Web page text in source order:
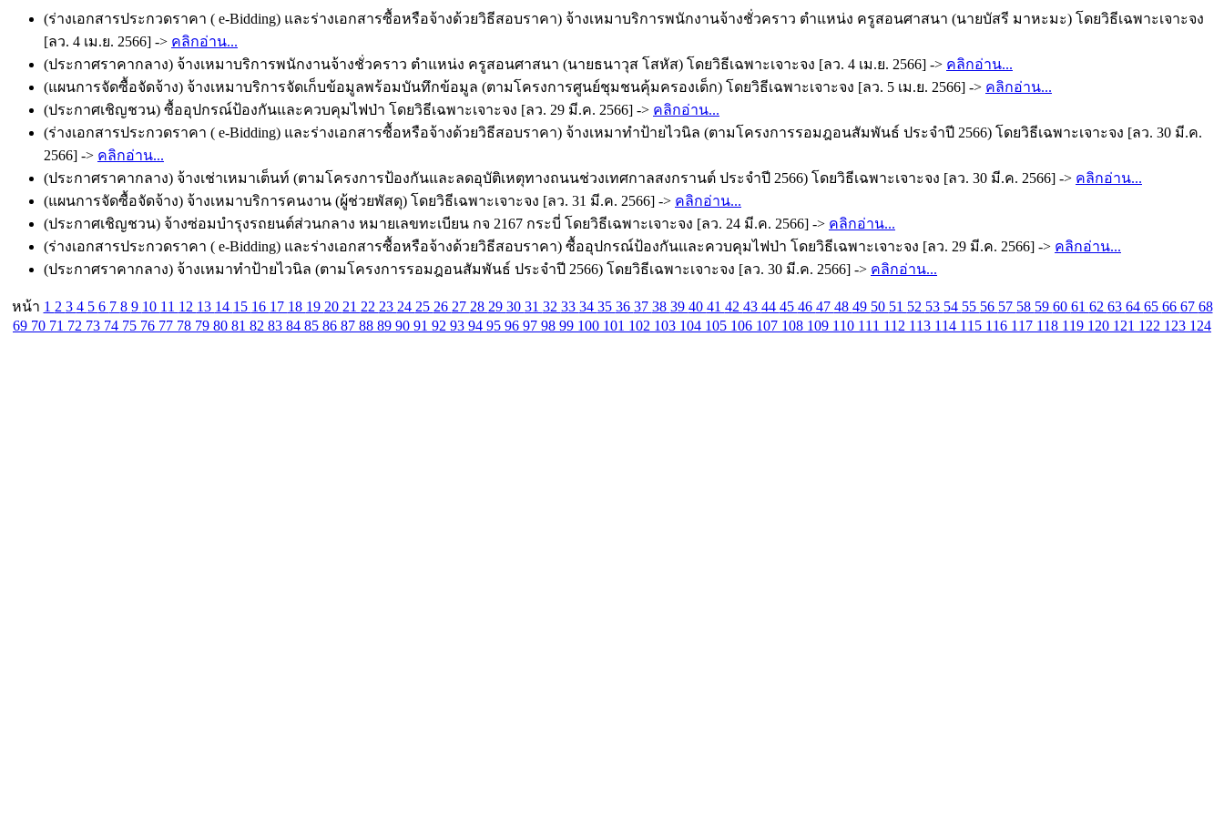
(ร่างเอกสารประกวดราคา ( e-Bidding) และร่างเอกสารซื้อหรือจ้างด้วยวิธีสอบราคา) จ้างเหมาบริการพนักงานจ้างชั่วคราว ตำแหน่ง ครูสอนศาสนา (นายบัสรี มาหะมะ) โดยวิธีเฉพาะเจาะจง
[ลว. 4 เม.ย. 2566] -> คลิกอ่าน...
(ประกาศราคากลาง) จ้างเหมาบริการพนักงานจ้างชั่วคราว ตำแหน่ง ครูสอนศาสนา (นายธนาวุส โสหัส) โดยวิธีเฉพาะเจาะจง [ลว. 4 เม.ย. 2566] -> คลิกอ่าน...
(แผนการจัดซื้อจัดจ้าง) จ้างเหมาบริการจัดเก็บข้อมูลพร้อมบันทึกข้อมูล (ตามโครงการศูนย์ชุมชนคุ้มครองเด็ก) โดยวิธีเฉพาะเจาะจง [ลว. 5 เม.ย. 2566] -> คลิกอ่าน...
(ประกาศเชิญชวน) ซื้ออุปกรณ์ป้องกันและควบคุมไฟป่า โดยวิธีเฉพาะเจาะจง [ลว. 29 มี.ค. 2566] -> คลิกอ่าน...
(ร่างเอกสารประกวดราคา ( e-Bidding) และร่างเอกสารซื้อหรือจ้างด้วยวิธีสอบราคา) จ้างเหมาทำป้ายไวนิล (ตามโครงการรอมฎอนสัมพันธ์ ประจำปี 2566) โดยวิธีเฉพาะเจาะจง [ลว. 30 มี.ค.
2566] -> คลิกอ่าน...
(ประกาศราคากลาง) จ้างเช่าเหมาเต็นท์ (ตามโครงการป้องกันและลดอุบัติเหตุทางถนนช่วงเทศกาลสงกรานต์ ประจำปี 2566) โดยวิธีเฉพาะเจาะจง [ลว. 30 มี.ค. 2566] -> คลิกอ่าน...
(แผนการจัดซื้อจัดจ้าง) จ้างเหมาบริการคนงาน (ผู้ช่วยพัสดุ) โดยวิธีเฉพาะเจาะจง [ลว. 31 มี.ค. 2566] -> คลิกอ่าน...
(ประกาศเชิญชวน) จ้างซ่อมบำรุงรถยนต์ส่วนกลาง หมายเลขทะเบียน กจ 2167 กระบี่ โดยวิธีเฉพาะเจาะจง [ลว. 24 มี.ค. 2566] -> คลิกอ่าน...
(ร่างเอกสารประกวดราคา ( e-Bidding) และร่างเอกสารซื้อหรือจ้างด้วยวิธีสอบราคา) ซื้ออุปกรณ์ป้องกันและควบคุมไฟป่า โดยวิธีเฉพาะเจาะจง [ลว. 29 มี.ค. 2566] -> คลิกอ่าน...
(ประกาศราคากลาง) จ้างเหมาทำป้ายไวนิล (ตามโครงการรอมฎอนสัมพันธ์ ประจำปี 2566) โดยวิธีเฉพาะเจาะจง [ลว. 30 มี.ค. 2566] -> คลิกอ่าน...
หน้า 1 2 3 4 5 6 7 8 9 10 11 12 13 14 15 16 17 18 19 20 21 22 23 24 25 26 27 28 29 30 31 32 33 34 35 36 37 38 39 40 41 42 43 44 45 46 47 48 49 50 51 52 53 54 55 56 57 58 59 60 61 62 63 64 65 66 67 68
69 70 71 72 73 74 75 76 77 78 79 80 81 82 83 84 85 86 87 88 89 90 91 92 93 94 95 96 97 98 99 100 101 102 103 104 105 106 107 108 109 110 111 112 113 114 115 116 117 118 119 120 121 122 123 124